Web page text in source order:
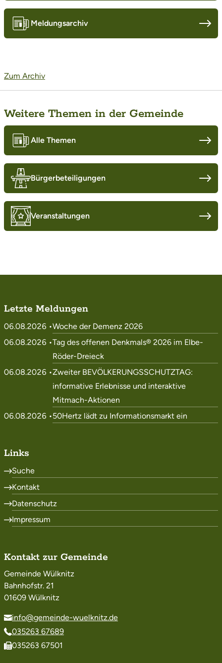
Meldungsarchiv
Zum Archiv
Weitere Themen in der Gemeinde
Alle Themen
Bürgerbeteiligungen
Veranstaltungen
Letzte Meldungen
06.08.2026 •Woche der Demenz 2026
06.08.2026 •Tag des offenen Denkmals® 2026 im Elbe-
Röder-Dreieck
06.08.2026 •Zweiter BEVÖLKERUNGSSCHUTZTAG:
informative Erlebnisse und interaktive
Mitmach-Aktionen
06.08.2026 •50Hertz lädt zu Informationsmarkt ein
Links
Suche
Kontakt
Datenschutz
Impressum
Kontakt zur Gemeinde
Gemeinde Wülknitz
Bahnhofstr. 21
01609 Wülknitz
info@gemeinde-wuelknitz.de
035263 67689
035263 67501